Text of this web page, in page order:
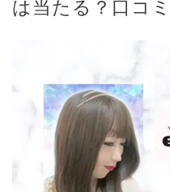
は当たる？口コ